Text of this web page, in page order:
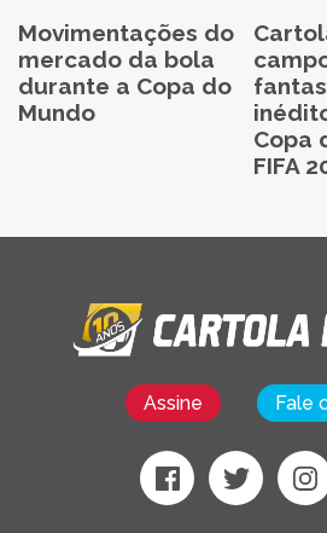
Movimentações do
mercado da bola
durante a Copa do
Mundo
Copa
FIFA
Assine Fale